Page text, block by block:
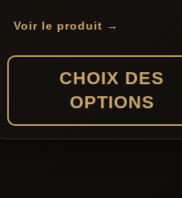
Voir le produit →
CHOIX DES
OPTIONS